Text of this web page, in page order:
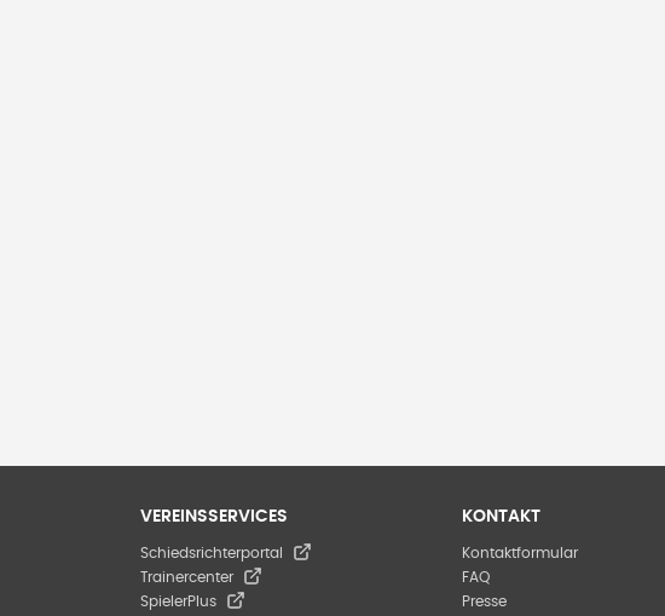
VEREINSSERVICES
Schiedsrichterportal
Trainercenter
SpielerPlus
KONTAKT
Kontaktformular
FAQ
Presse